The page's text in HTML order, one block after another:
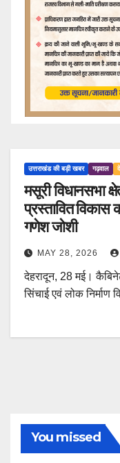
उत्तराखंड की बड़ी खबर गढ़वाल
मसूरी विधानसभा
प्रस्तावित विकास
गणेश जोशी
MAY 28, 2026
देहरादून, 28 मई।
सिंचाई एवं लोक निर्माण
You missed